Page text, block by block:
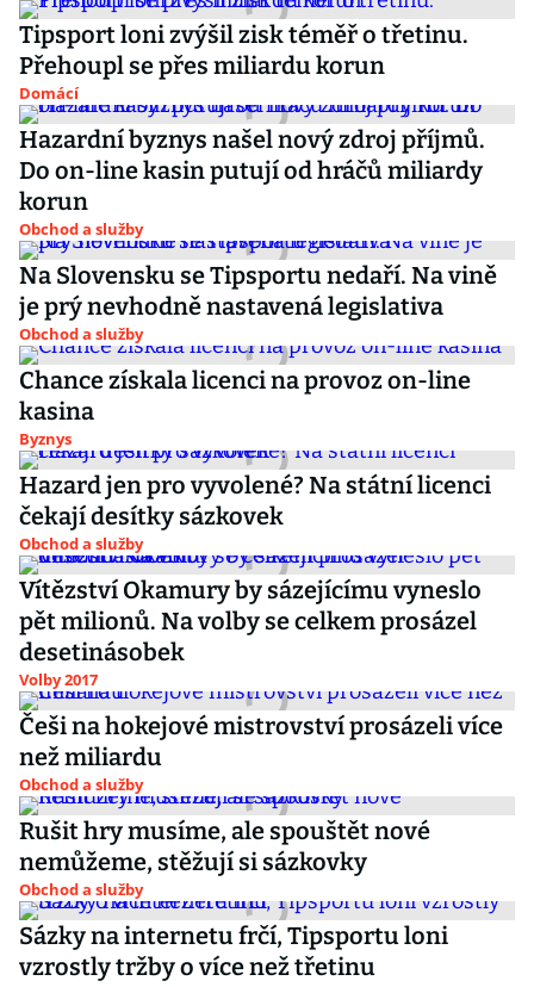
Tipsport loni zvýšil zisk téměř o třetinu.
Přehoupl se přes miliardu korun
Domácí
Hazardní byznys našel nový zdroj příjmů.
Do on-line kasin putují od hráčů miliardy
korun
Obchod a služby
Na Slovensku se Tipsportu nedaří. Na vině
je prý nevhodně nastavená legislativa
Obchod a služby
Chance získala licenci na provoz on-line
kasina
Byznys
Hazard jen pro vyvolené? Na státní licenci
čekají desítky sázkovek
Obchod a služby
Vítězství Okamury by sázejícímu vyneslo
pět milionů. Na volby se celkem prosázel
desetinásobek
Volby 2017
Češi na hokejové mistrovství prosázeli více
než miliardu
Obchod a služby
Rušit hry musíme, ale spouštět nové
nemůžeme, stěžují si sázkovky
Obchod a služby
Sázky na internetu frčí, Tipsportu loni
vzrostly tržby o více než třetinu